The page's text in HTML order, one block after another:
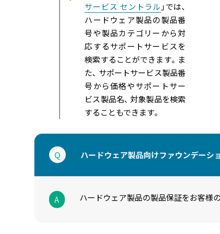
サービス セントラル ｣では､
ハードウェア製品の製品番
号や製品カテゴリーから対
応するサポートサービスを
検索することができます｡ ま
た､ サポートサービス製品番
号から価格やサポートサー
ビス製品名､ 対象製品を検索
することもできます｡
Q ハードウェア製品向けファウンデーシ
A ハードウェア製品の製品保証をお客様